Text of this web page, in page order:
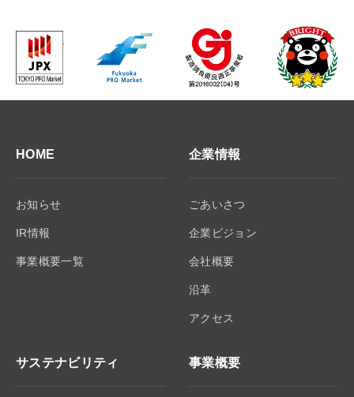
HOME
お知らせ
IR情報
事業概要一覧
企業情報
ごあいさつ
企業ビジョン
会社概要
沿革
アクセス
サステナビリティ 事業概要